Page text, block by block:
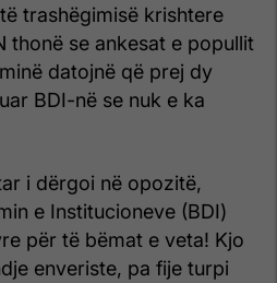
trashëgimisë krishtere
thonë se ankesat e popullit
datojnë që prej dy
BDI-në se nuk e ka
i dërgoi në opozitë,
e Institucioneve (BDI)
për të bëmat e veta! Kjo
enveriste, pa fije turpi